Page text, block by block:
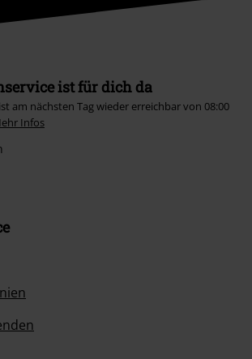
ist für dich da
am nächsten Tag wieder erreichbar von 08:00
Infos